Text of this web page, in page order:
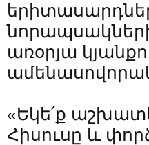
առօրյա
«Եկե՛ք
Հիսուսը և